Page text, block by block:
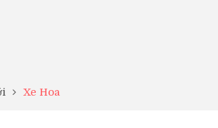
Xe Hoa